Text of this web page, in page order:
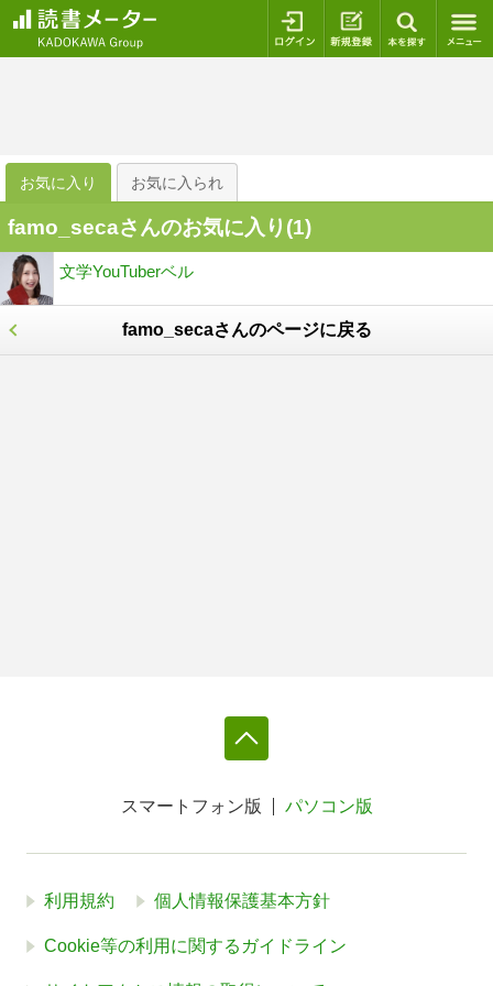
ログイン 新規登録
お気に入り お気に入られ
famo_secaさんのお気に入り(1)
文学YouTuberベル
famo_secaさんのページに戻る
スマートフォン版 パソコン版
利用規約 個人情報保護基本方針
Cookie等の利用に関するガイドライン